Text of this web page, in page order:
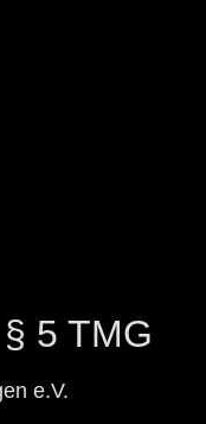
5 TMG
e.V.